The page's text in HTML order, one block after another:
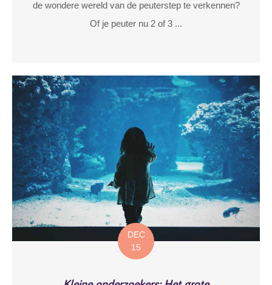
de wondere wereld van de peuterstep te verkennen?
Of je peuter nu 2 of 3 ...
DEC
15